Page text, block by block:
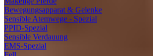
Bewegungsapparat & Gelenke
Sensible Atemwege - Spezial
PPID-Spezial
Sensible Verdauung
EMS-Spezial